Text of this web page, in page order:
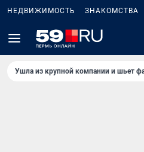
НЕДВИЖИМОСТЬ ЗНАКОМСТВА
Ушла из крупной компании и шьет